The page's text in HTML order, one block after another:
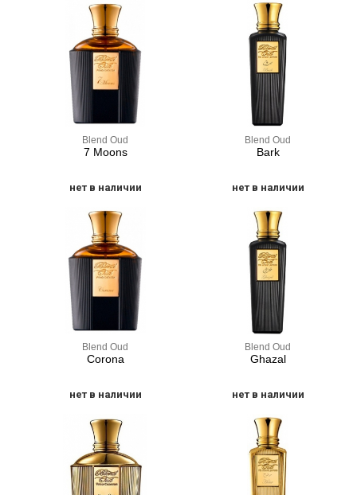
Blend Oud
7 Moons
нет в наличии
Blend Oud
Bark
нет в наличии
Blend Oud
Corona
нет в наличии
Blend Oud
Ghazal
нет в наличии